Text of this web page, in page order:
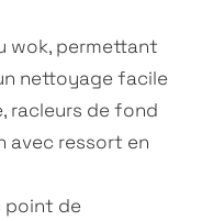
wok, permettant
nettoyage facile
racleurs de fond
avec ressort en
point de